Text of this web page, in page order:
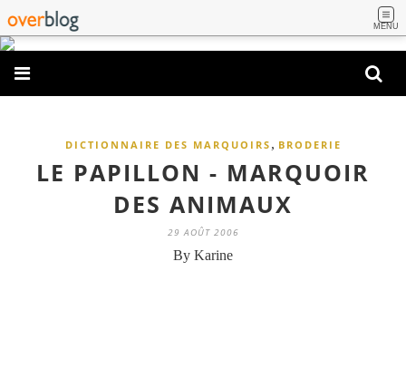
MENU
DICTIONNAIRE DES MARQUOIRS , BRODERIE
LE PAPILLON - MARQUOIR
DES ANIMAUX
29 AOÛT 2006
By Karine